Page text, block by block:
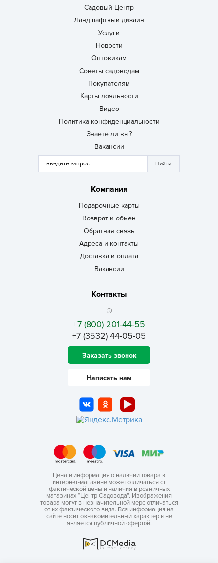
Садовый Центр
Ландшафтный дизайн
Услуги
Новости
Оптовикам
Советы садоводам
Покупателям
Карты лояльности
Видео
Политика конфиденциальности
Знаете ли вы?
Вакансии
Компания
Подарочные карты
Возврат и обмен
Обратная связь
Адреса и контакты
Доставка и оплата
Вакансии
Контакты
+7 (800) 201-44-55
+7 (3532) 44-05-05
Заказать звонок
Написать нам
Цена и информация о наличии товара в
интернет-магазине может отличаться от
фактической цены и наличия в розничных
магазинах “Центр Садовода”. Изображения
товара могут в незначительной мере отличаться
от их фактического вида. Вся информация на
сайте носит ознакомительный характер и не
является публичной офертой.